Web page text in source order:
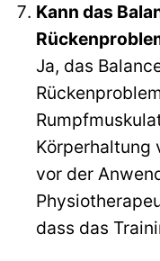
Kann das
Ja, das
Körperhaltung
vor der
dass das